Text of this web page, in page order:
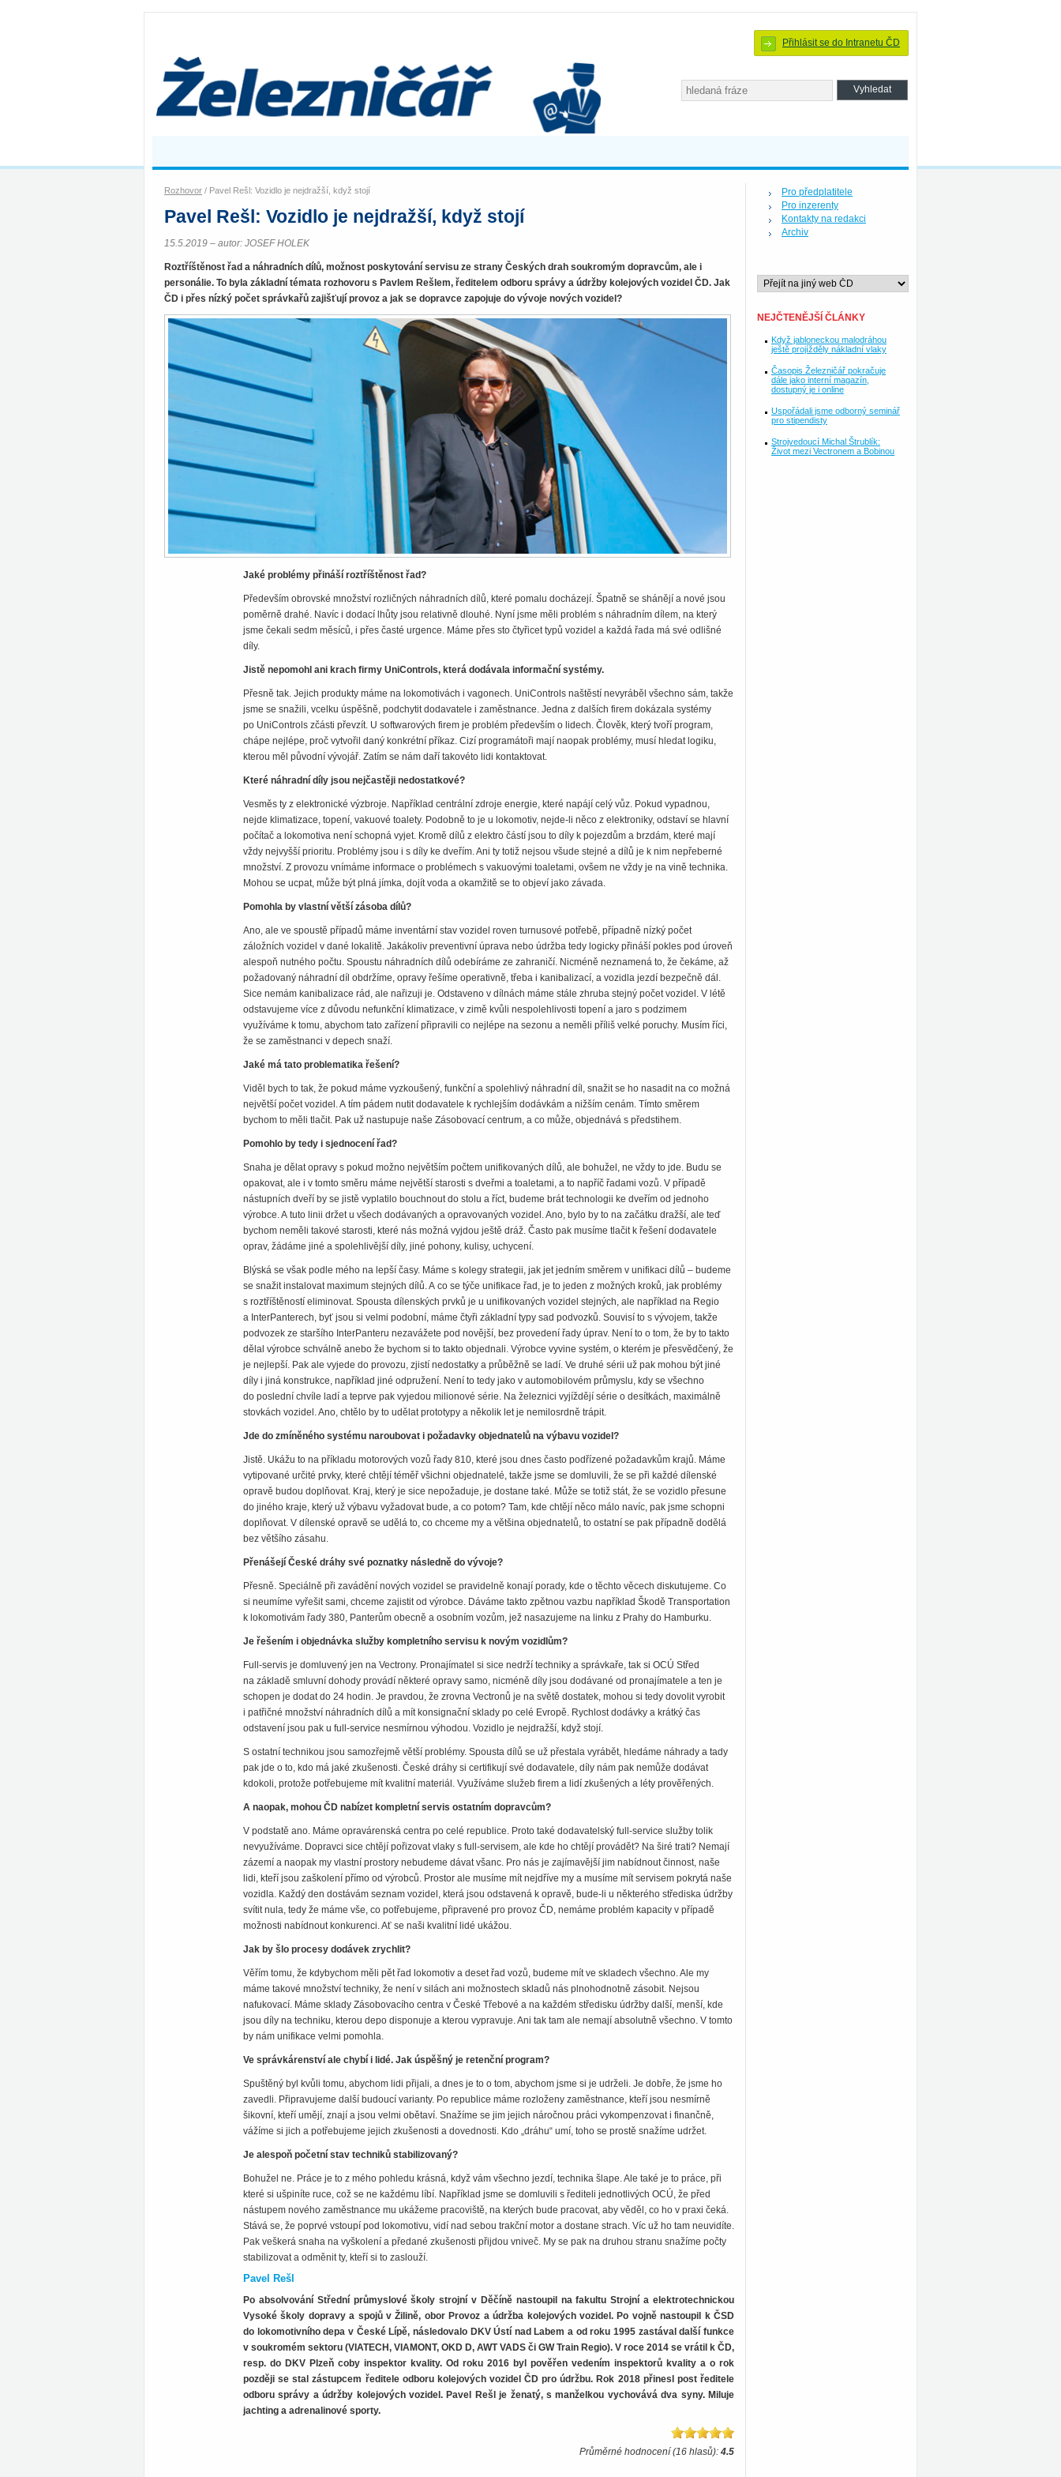
Přihlásit se do Intranetu ČD
Rozhovor / Pavel Rešl: Vozidlo je nejdražší, když stojí
Pavel Rešl: Vozidlo je nejdražší, když stojí
15.5.2019 – autor: JOSEF HOLEK
Roztříštěnost řad a náhradních dílů, možnost poskytování servisu ze strany Českých drah soukromým dopravcům, ale i
personálie. To byla základní témata rozhovoru s Pavlem Rešlem, ředitelem odboru správy a údržby kolejových vozidel ČD. Jak
ČD i přes nízký počet správkařů zajišťují provoz a jak se dopravce zapojuje do vývoje nových vozidel?
Jaké problémy přináší roztříštěnost řad?
Především obrovské množství rozličných náhradních dílů, které pomalu docházejí. Špatně se shánějí a nové jsou
poměrně drahé. Navíc i dodací lhůty jsou relativně dlouhé. Nyní jsme měli problém s náhradním dílem, na který
jsme čekali sedm měsíců, i přes časté urgence. Máme přes sto čtyřicet typů vozidel a každá řada má své odlišné
díly.
Jistě nepomohl ani krach firmy UniControls, která dodávala informační systémy.
Přesně tak. Jejich produkty máme na lokomotivách i vagonech. UniControls naštěstí nevyráběl všechno sám, takže
jsme se snažili, vcelku úspěšně, podchytit dodavatele i zaměstnance. Jedna z dalších firem dokázala systémy
po UniControls zčásti převzít. U softwarových firem je problém především o lidech. Člověk, který tvoří program,
chápe nejlépe, proč vytvořil daný konkrétní příkaz. Cizí programátoři mají naopak problémy, musí hledat logiku,
kterou měl původní vývojář. Zatím se nám daří takovéto lidi kontaktovat.
Které náhradní díly jsou nejčastěji nedostatkové?
Vesměs ty z elektronické výzbroje. Například centrální zdroje energie, které napájí celý vůz. Pokud vypadnou,
nejde klimatizace, topení, vakuové toalety. Podobně to je u lokomotiv, nejde-li něco z elektroniky, odstaví se hlavní
počítač a lokomotiva není schopná vyjet. Kromě dílů z elektro částí jsou to díly k pojezdům a brzdám, které mají
vždy nejvyšší prioritu. Problémy jsou i s díly ke dveřím. Ani ty totiž nejsou všude stejné a dílů je k nim nepřeberné
množství. Z provozu vnímáme informace o problémech s vakuovými toaletami, ovšem ne vždy je na vině technika.
Mohou se ucpat, může být plná jímka, dojít voda a okamžitě se to objeví jako závada.
Pomohla by vlastní větší zásoba dílů?
Ano, ale ve spoustě případů máme inventární stav vozidel roven turnusové potřebě, případně nízký počet
záložních vozidel v dané lokalitě. Jakákoliv preventivní úprava nebo údržba tedy logicky přináší pokles pod úroveň
alespoň nutného počtu. Spoustu náhradních dílů odebíráme ze zahraničí. Nicméně neznamená to, že čekáme, až
požadovaný náhradní díl obdržíme, opravy řešíme operativně, třeba i kanibalizací, a vozidla jezdí bezpečně dál.
Sice nemám kanibalizace rád, ale nařizuji je. Odstaveno v dílnách máme stále zhruba stejný počet vozidel. V létě
odstavujeme více z důvodu nefunkční klimatizace, v zimě kvůli nespolehlivosti topení a jaro s podzimem
využíváme k tomu, abychom tato zařízení připravili co nejlépe na sezonu a neměli příliš velké poruchy. Musím říci,
že se zaměstnanci v depech snaží.
Jaké má tato problematika řešení?
Viděl bych to tak, že pokud máme vyzkoušený, funkční a spolehlivý náhradní díl, snažit se ho nasadit na co možná
největší počet vozidel. A tím pádem nutit dodavatele k rychlejším dodávkám a nižším cenám. Tímto směrem
bychom to měli tlačit. Pak už nastupuje naše Zásobovací centrum, a co může, objednává s předstihem.
Pomohlo by tedy i sjednocení řad?
Snaha je dělat opravy s pokud možno největším počtem unifikovaných dílů, ale bohužel, ne vždy to jde. Budu se
opakovat, ale i v tomto směru máme největší starosti s dveřmi a toaletami, a to napříč řadami vozů. V případě
nástupních dveří by se jistě vyplatilo bouchnout do stolu a říct, budeme brát technologii ke dveřím od jednoho
výrobce. A tuto linii držet u všech dodávaných a opravovaných vozidel. Ano, bylo by to na začátku dražší, ale teď
bychom neměli takové starosti, které nás možná vyjdou ještě dráž. Často pak musíme tlačit k řešení dodavatele
oprav, žádáme jiné a spolehlivější díly, jiné pohony, kulisy, uchycení.
Blýská se však podle mého na lepší časy. Máme s kolegy strategii, jak jet jedním směrem v unifikaci dílů – budeme
se snažit instalovat maximum stejných dílů. A co se týče unifikace řad, je to jeden z možných kroků, jak problémy
s roztříštěností eliminovat. Spousta dílenských prvků je u unifikovaných vozidel stejných, ale například na Regio
a InterPanterech, byť jsou si velmi podobní, máme čtyři základní typy sad podvozků. Souvisí to s vývojem, takže
podvozek ze staršího InterPanteru nezavážete pod novější, bez provedení řady úprav. Není to o tom, že by to takto
dělal výrobce schválně anebo že bychom si to takto objednali. Výrobce vyvine systém, o kterém je přesvědčený, že
je nejlepší. Pak ale vyjede do provozu, zjistí nedostatky a průběžně se ladí. Ve druhé sérii už pak mohou být jiné
díly i jiná konstrukce, například jiné odpružení. Není to tedy jako v automobilovém průmyslu, kdy se všechno
do poslední chvíle ladí a teprve pak vyjedou milionové série. Na železnici vyjíždějí série o desítkách, maximálně
stovkách vozidel. Ano, chtělo by to udělat prototypy a několik let je nemilosrdně trápit.
Jde do zmíněného systému naroubovat i požadavky objednatelů na výbavu vozidel?
Jistě. Ukážu to na příkladu motorových vozů řady 810, které jsou dnes často podřízené požadavkům krajů. Máme
vytipované určité prvky, které chtějí téměř všichni objednatelé, takže jsme se domluvili, že se při každé dílenské
opravě budou doplňovat. Kraj, který je sice nepožaduje, je dostane také. Může se totiž stát, že se vozidlo přesune
do jiného kraje, který už výbavu vyžadovat bude, a co potom? Tam, kde chtějí něco málo navíc, pak jsme schopni
doplňovat. V dílenské opravě se udělá to, co chceme my a většina objednatelů, to ostatní se pak případně dodělá
bez většího zásahu.
Přenášejí České dráhy své poznatky následně do vývoje?
Přesně. Speciálně při zavádění nových vozidel se pravidelně konají porady, kde o těchto věcech diskutujeme. Co
si neumíme vyřešit sami, chceme zajistit od výrobce. Dáváme takto zpětnou vazbu například Škodě Transportation
k lokomotivám řady 380, Panterům obecně a osobním vozům, jež nasazujeme na linku z Prahy do Hamburku.
Je řešením i objednávka služby kompletního servisu k novým vozidlům?
Full-servis je domluvený jen na Vectrony. Pronajímatel si sice nedrží techniky a správkaře, tak si OCÚ Střed
na základě smluvní dohody provádí některé opravy samo, nicméně díly jsou dodávané od pronajímatele a ten je
schopen je dodat do 24 hodin. Je pravdou, že zrovna Vectronů je na světě dostatek, mohou si tedy dovolit vyrobit
i patřičné množství náhradních dílů a mít konsignační sklady po celé Evropě. Rychlost dodávky a krátký čas
odstavení jsou pak u full-service nesmírnou výhodou. Vozidlo je nejdražší, když stojí.
S ostatní technikou jsou samozřejmě větší problémy. Spousta dílů se už přestala vyrábět, hledáme náhrady a tady
pak jde o to, kdo má jaké zkušenosti. České dráhy si certifikují své dodavatele, díly nám pak nemůže dodávat
kdokoli, protože potřebujeme mít kvalitní materiál. Využíváme služeb firem a lidí zkušených a léty prověřených.
A naopak, mohou ČD nabízet kompletní servis ostatním dopravcům?
V podstatě ano. Máme opravárenská centra po celé republice. Proto také dodavatelský full-service služby tolik
nevyužíváme. Dopravci sice chtějí pořizovat vlaky s full-servisem, ale kde ho chtějí provádět? Na širé trati? Nemají
zázemí a naopak my vlastní prostory nebudeme dávat všanc. Pro nás je zajímavější jim nabídnout činnost, naše
lidi, kteří jsou zaškolení přímo od výrobců. Prostor ale musíme mít nejdříve my a musíme mít servisem pokrytá naše
vozidla. Každý den dostávám seznam vozidel, která jsou odstavená k opravě, bude-li u některého střediska údržby
svítit nula, tedy že máme vše, co potřebujeme, připravené pro provoz ČD, nemáme problém kapacity v případě
možnosti nabídnout konkurenci. Ať se naši kvalitní lidé ukážou.
Jak by šlo procesy dodávek zrychlit?
Věřím tomu, že kdybychom měli pět řad lokomotiv a deset řad vozů, budeme mít ve skladech všechno. Ale my
máme takové množství techniky, že není v silách ani možnostech skladů nás plnohodnotně zásobit. Nejsou
nafukovací. Máme sklady Zásobovacího centra v České Třebové a na každém středisku údržby další, menší, kde
jsou díly na techniku, kterou depo disponuje a kterou vypravuje. Ani tak tam ale nemají absolutně všechno. V tomto
by nám unifikace velmi pomohla.
Ve správkárenství ale chybí i lidé. Jak úspěšný je retenční program?
Spuštěný byl kvůli tomu, abychom lidi přijali, a dnes je to o tom, abychom jsme si je udrželi. Je dobře, že jsme ho
zavedli. Připravujeme další budoucí varianty. Po republice máme rozloženy zaměstnance, kteří jsou nesmírně
šikovní, kteří umějí, znají a jsou velmi obětaví. Snažíme se jim jejich náročnou práci vykompenzovat i finančně,
vážíme si jich a potřebujeme jejich zkušenosti a dovednosti. Kdo „dráhu“ umí, toho se prostě snažíme udržet.
Je alespoň početní stav techniků stabilizovaný?
Bohužel ne. Práce je to z mého pohledu krásná, když vám všechno jezdí, technika šlape. Ale také je to práce, při
které si ušpiníte ruce, což se ne každému líbí. Například jsme se domluvili s řediteli jednotlivých OCÚ, že před
nástupem nového zaměstnance mu ukážeme pracoviště, na kterých bude pracovat, aby věděl, co ho v praxi čeká.
Stává se, že poprvé vstoupí pod lokomotivu, vidí nad sebou trakční motor a dostane strach. Víc už ho tam neuvidíte.
Pak veškerá snaha na vyškolení a předané zkušenosti přijdou vniveč. My se pak na druhou stranu snažíme počty
stabilizovat a odměnit ty, kteří si to zaslouží.
Pavel Rešl
Po absolvování Střední průmyslové školy strojní v Děčíně nastoupil na fakultu Strojní a elektrotechnickou
Vysoké školy dopravy a spojů v Žilině, obor Provoz a údržba kolejových vozidel. Po vojně nastoupil k ČSD
do lokomotivního depa v České Lípě, následovalo DKV Ústí nad Labem a od roku 1995 zastával další funkce
v soukromém sektoru (VIATECH, VIAMONT, OKD D, AWT VADS či GW Train Regio). V roce 2014 se vrátil k ČD,
resp. do DKV Plzeň coby inspektor kvality. Od roku 2016 byl pověřen vedením inspektorů kvality a o rok
později se stal zástupcem ředitele odboru kolejových vozidel ČD pro údržbu. Rok 2018 přinesl post ředitele
odboru správy a údržby kolejových vozidel. Pavel Rešl je ženatý, s manželkou vychovává dva syny. Miluje
jachting a adrenalinové sporty.
Průměrné hodnocení (16 hlasů): 4.5
Pro předplatitele
Pro inzerenty
Kontakty na redakci
Archiv
NEJČTENĚJŠÍ ČLÁNKY
Když jabloneckou malodráhou
ještě projížděly nákladní vlaky
Časopis Železničář pokračuje
dále jako interní magazín,
dostupný je i online
Uspořádali jsme odborný seminář
pro stipendisty
Strojvedoucí Michal Štrublík:
Život mezi Vectronem a Bobinou